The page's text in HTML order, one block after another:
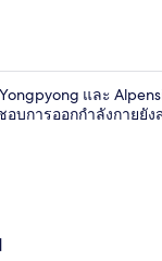
และ
บการออกกำลังกายยั